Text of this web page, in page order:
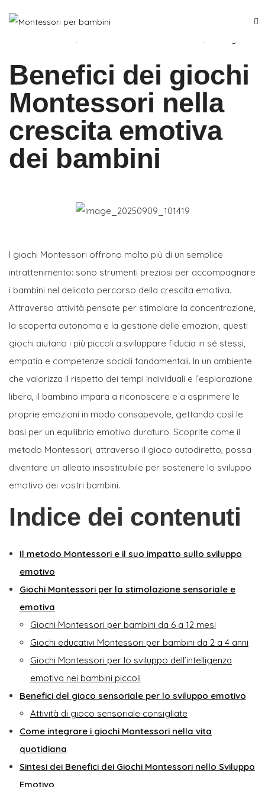
Benefici dei giochi
Montessori nella
crescita emotiva
dei bambini
I giochi Montessori offrono molto più di un semplice
intrattenimento: sono strumenti preziosi per accompagnare
i bambini nel delicato percorso della crescita emotiva.
Attraverso attività pensate per stimolare la concentrazione,
la scoperta autonoma e la gestione delle emozioni, questi
giochi aiutano i più piccoli a sviluppare fiducia in sé stessi,
empatia e competenze sociali fondamentali. In un ambiente
che valorizza il rispetto dei tempi individuali e l’esplorazione
libera, il bambino impara a riconoscere e a esprimere le
proprie emozioni in modo consapevole, gettando così le
basi per un equilibrio emotivo duraturo. Scoprite come il
metodo Montessori, attraverso il gioco autodiretto, possa
diventare un alleato insostituibile per sostenere lo sviluppo
emotivo dei vostri bambini.
Indice dei contenuti
Il metodo Montessori e il suo impatto sullo sviluppo
emotivo
Giochi Montessori per la stimolazione sensoriale e
emotiva
Giochi Montessori per bambini da 6 a 12 mesi
Giochi educativi Montessori per bambini da 2 a 4 anni
Giochi Montessori per lo sviluppo dell’intelligenza
emotiva nei bambini piccoli
Benefici del gioco sensoriale per lo sviluppo emotivo
Attività di gioco sensoriale consigliate
Come integrare i giochi Montessori nella vita
quotidiana
Sintesi dei Benefici dei Giochi Montessori nello Sviluppo
Emotivo